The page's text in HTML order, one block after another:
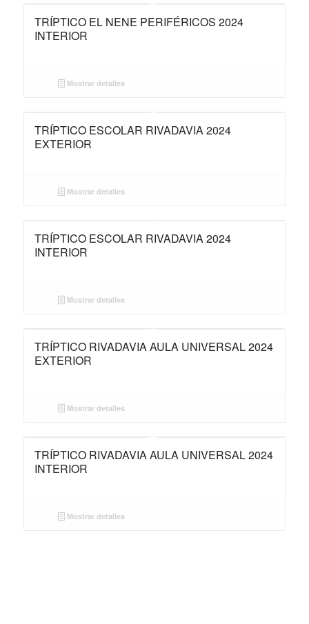
TRÍPTICO EL NENE PERIFÉRICOS 2024
INTERIOR
Mostrar detalles
TRÍPTICO ESCOLAR RIVADAVIA 2024
EXTERIOR
Mostrar detalles
TRÍPTICO ESCOLAR RIVADAVIA 2024
INTERIOR
Mostrar detalles
TRÍPTICO RIVADAVIA AULA UNIVERSAL 2024
EXTERIOR
Mostrar detalles
TRÍPTICO RIVADAVIA AULA UNIVERSAL 2024
INTERIOR
Mostrar detalles